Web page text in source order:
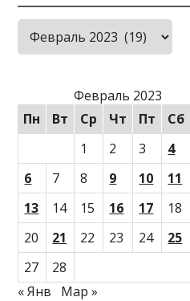
Архивы
Февраль 2023
Пн
Вт Ср Чт Пт Сб
1
2 3 4
6
7 8 9 10 11
13
14 15 16 17 18
20
21 22 23 24 25
27
28
« Янв
Мар »